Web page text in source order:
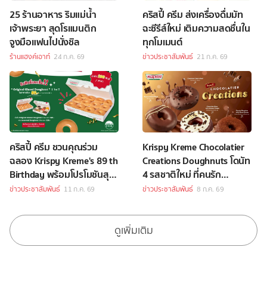
25 ร้านอาหาร ริมแม่น้ำ
เจ้าพระยา สุดโรแมนติก
จูงมือแฟนไปนั่งชิล
ร้านแฮงค์เอาท์ 24 ก.ค. 69
คริสปี้ ครีม ส่งเครื่องดื่มมัท
ฉะซีรีส์ใหม่ เติมความสดชื่นใน
ทุกโมเมนต์
ข่าวประชาสัมพันธ์ 21 ก.ค. 69
คริสปี้ ครีม ชวนคุณร่วม
ฉลอง Krispy Kreme's 89 th
Birthday พร้อมโปรโมชันสุด
เอ็กซ์คลูซีฟ
ข่าวประชาสัมพันธ์ 11 ก.ค. 69
Krispy Kreme Chocolatier
Creations Doughnuts โดนัท
4 รสชาติใหม่ ที่คนรัก
ช็อกโกแลตไม่ควรพลาด
ข่าวประชาสัมพันธ์ 8 ก.ค. 69
ดูเพิ่มเติม